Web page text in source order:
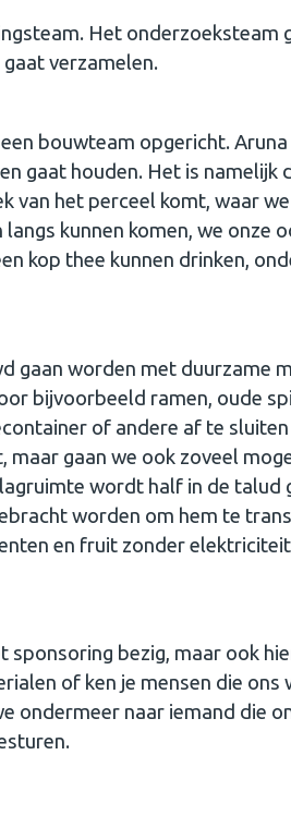
Het onderzoeksteam
verzamelen.
bouwteam opgericht.
gaat houden. Het is namelijk
van het perceel komt, waar
kunnen komen, we onze
kop thee kunnen drinken,
gaan worden met duurzame
bijvoorbeeld ramen, oude
of andere af te
maar gaan we ook zoveel
wordt half in de talud
worden om hem te
en fruit zonder
bezig, maar ook
of ken je mensen die ons
ondermeer naar iemand die